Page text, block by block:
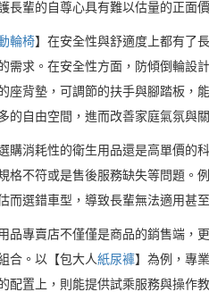
長輩的自尊心具有難以估量的正面價
輪椅】在安全性與舒適度上都有了
需求。在安全性方面，防傾倒輪設
座背墊，可調節的扶手與腳踏板，
的自由空間，進而改善家庭氣氛與關
購消耗性的衛生用品還是高單價的
格不符或是售後服務缺失等問題。
而選錯車型，導致長輩無法適用甚
品專賣店不僅僅是商品的銷售端，
合。以【包大人紙尿褲】為例，專
配置上，則能提供試乘服務與操作